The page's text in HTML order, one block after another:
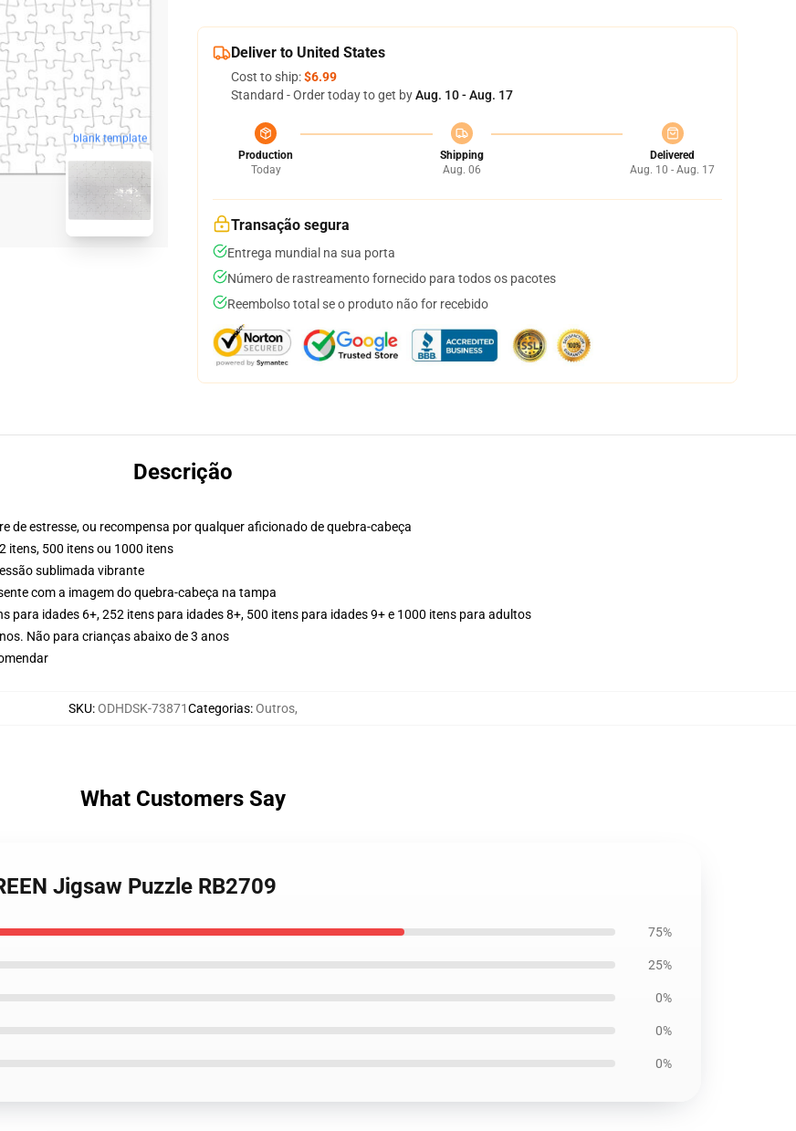
blank template
Deliver to United States
Cost to ship:$6.99
Standard - Order today to get byAug. 10 - Aug. 17
Production
Today
Shipping
Aug. 06
Delivered
Aug. 10 - Aug. 17
Transação segura
Entrega mundial na sua porta
Número de rastreamento fornecido para todos os pacotes
Reembolso total se o produto não for recebido
Descrição
de estresse, ou recompensa por qualquer aficionado de quebra-cabeça
itens, 500 itens ou 1000 itens
sublimada vibrante
com a imagem do quebra-cabeça na tampa
para idades 6+, 252 itens para idades 8+, 500 itens para idades 9+ e 1000 itens para adultos
Não para crianças abaixo de 3 anos
SKU:ODHDSK-73871Categorias:Outros,
What Customers Say
Jigsaw Puzzle RB2709
75%
25%
0%
0%
0%